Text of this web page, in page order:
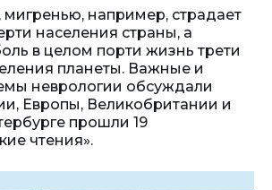
мигренью, например, страдает
населения страны, а
в целом порти жизнь трети
планеты. Важные и
неврологии обсуждали
Европы, Великобритании и
прошли 19
чтения».